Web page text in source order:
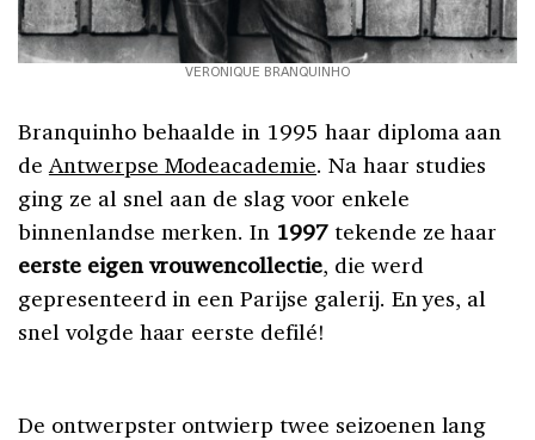
VERONIQUE BRANQUINHO
Branquinho behaalde in 1995 haar diploma aan
de Antwerpse Modeacademie. Na haar studies
ging ze al snel aan de slag voor enkele
binnenlandse merken. In 1997tekende ze haar
eerste eigen vrouwencollectie, die werd
gepresenteerd in een Parijse galerij. En yes, al
snel volgde haar eerste defilé!
De ontwerpster ontwierp twee seizoenen lang